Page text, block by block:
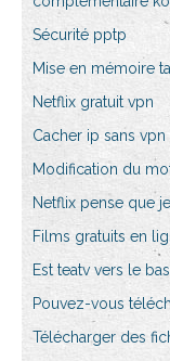
Sécurité pptp
Mise en mémoire
Netflix gratuit vpn
Cacher ip sans vpn
Modification du
Netflix pense que
Films gratuits en
Est teatv vers le bas
Pouvez-vous
Télécharger des